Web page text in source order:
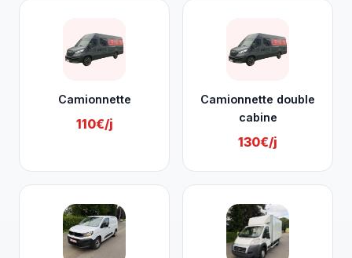
Camionnette
110€/j
Camionnette double
cabine
130€/j